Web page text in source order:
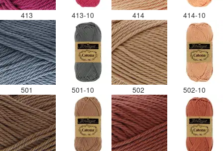
413 413-10 414 414-10
501 501-10 502 502-10